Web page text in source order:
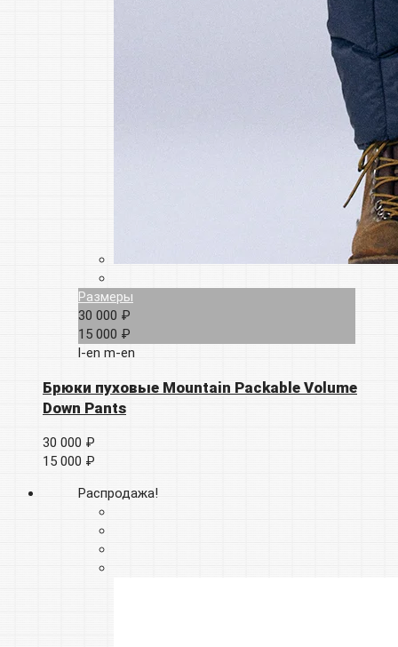
Размеры
30 000 ₽
15 000 ₽
l-en m-en
Брюки пуховые Mountain Packable Volume
Down Pants
30 000 ₽
15 000 ₽
Распродажа!